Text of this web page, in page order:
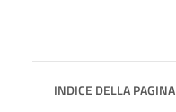
INDICE DELLA PAGINA